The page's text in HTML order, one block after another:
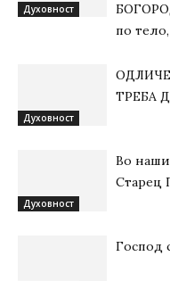
Духовност
по
Духовност
ТРЕБА
Духовност
Во
Старец
Господ